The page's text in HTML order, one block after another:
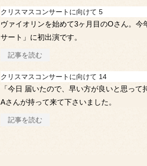
クリスマスコンサートに向けて 5
ヴァイオリンを始めて3ヶ月目のOさん。今
サート」に初出演です。
記事を読む
クリスマスコンサートに向けて 14
「今日 届いたので、早い方が良いと思って
Aさんが持って来て下さいました。
記事を読む